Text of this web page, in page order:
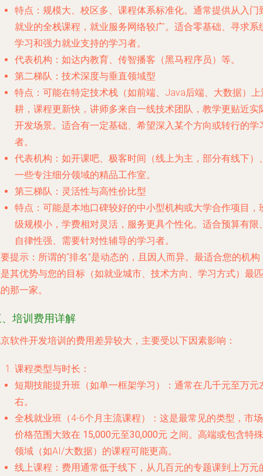
特点 ：规模大、校区多、课程体系标准化。通常提供从入门
就业的全栈课程，就业服务网络较广。适合零基础、寻求系
学习和强力就业支持的学习者。
代表机构 ：如达内教育、传智播客（黑马程序员）等。
第二梯队：技术深度与垂直领域型
特点 ：可能在特定技术栈（如前端、Java后端、大数据）上
耕，课程更新快，讲师多来自一线技术团队，教学更贴近实
开发场景。适合有一定基础、希望深入某个方向或转行的学
者。
代表机构 ：如开课吧、极客时间（线上为主，部分有线下）
一些专注细分领域的精品工作室。
第三梯队：灵活性与高性价比型
特点 ：可能是本地口碑较好的中小型机构或大学合作项目，
级规模小，学费相对灵活，服务更具个性化。适合预算有限
自律性强、需要针对性辅导的学习者。
提示 ：所谓的“排名”是动态的，且因人而异。最适合您的机构
其优势与您的目标（如就业城市、技术方向、学习方式）最匹
那一家。
培训费用详解
软件开发培训的费用差异较大，主要受以下因素影响：
课程类型与时长 ：
短期技能提升班 （如单一框架学习）：通常在几千元至万元
右。
全栈就业班 （4-6个月主流课程）：这是最常见的类型，市场
价格范围大致在 15,000元至30,000元 之间。高端或包含特殊
领域（如AI/大数据）的课程可能更高。
线上课程 ：费用通常低于线下，从几百元的专题课到上万元